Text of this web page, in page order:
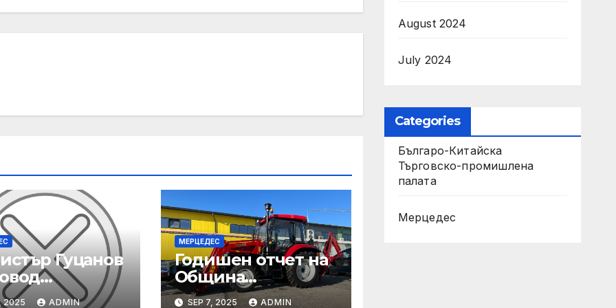
Гуцанов
2025 ADMIN
МЕРЦЕДЕС
Годишен отчет на
Община
Благоевград за
SEP 7, 2025 ADMIN
August 2024
July 2024
Categories
Българо-Китайска
Търговско-промишлена
палaта
Мерцедес